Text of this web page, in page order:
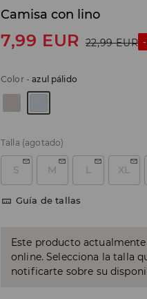
Camisa con lino
7,99 EUR 22,99 EUR
Color-azul pálido
Talla (agotado)
S M L XL
Guía de tallas
Este producto
online. Selecciona la talla
notificarte sobre su